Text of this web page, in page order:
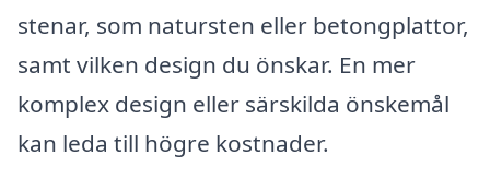
stenar, som natursten eller betongplattor,
samt vilken design du önskar. En mer
komplex design eller särskilda önskemål
kan leda till högre kostnader.